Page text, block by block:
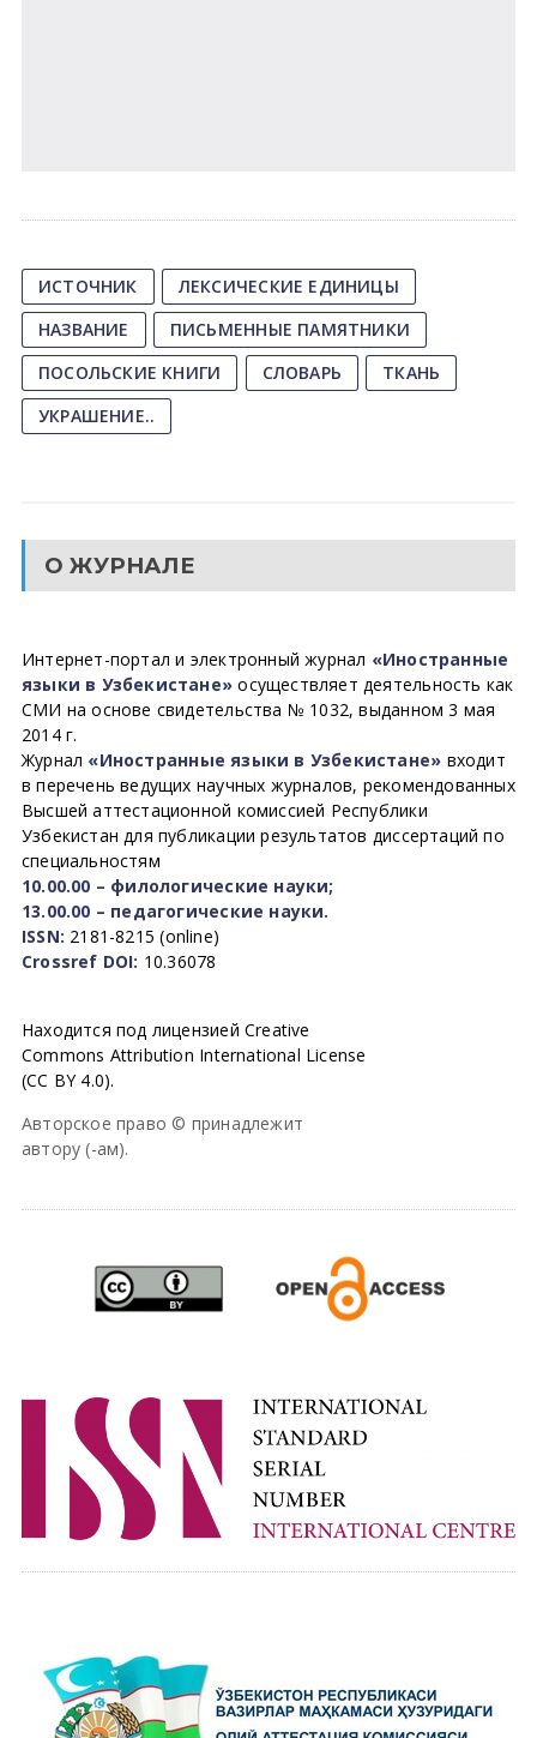
ИСТОЧНИК
ЛЕКСИЧЕСКИЕ ЕДИНИЦЫ
НАЗВАНИЕ
ПИСЬМЕННЫЕ ПАМЯТНИКИ
ПОСОЛЬСКИЕ КНИГИ
СЛОВАРЬ
ТКАНЬ
УКРАШЕНИЕ..
О ЖУРНАЛЕ
Интернет-портал и электронный журнал «Иностранные
языки в Узбекистане» осуществляет деятельность как
СМИ на основе свидетельства № 1032, выданном 3 мая
2014 г.
Журнал «Иностранные языки в Узбекистане» входит
в перечень ведущих научных журналов, рекомендованных
Высшей аттестационной комиссией Республики
Узбекистан для публикации результатов диссертаций по
специальностям
10.00.00 – филологические науки;
13.00.00 – педагогические науки.
ISSN: 2181-8215 (online)
Crossref DOI: 10.36078
Находится под лицензией Creative
Commons Attribution International License
(CC BY 4.0).
Авторское право © принадлежит
автору (-ам).